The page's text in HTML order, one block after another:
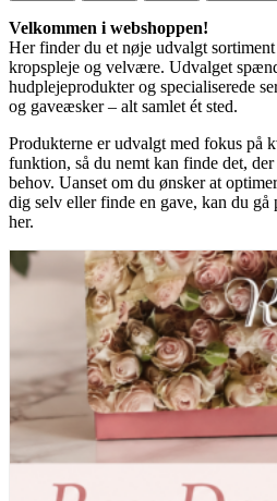
Velkommen i webshoppen!
Her finder du et nøje udvalgt
kropspleje og velvære. Udvalget
hudplejeprodukter og specialiserede
og gaveæsker – alt samlet ét sted.
Produkterne er udvalgt med fokus på
funktion, så du nemt kan finde det,
behov. Uanset om du ønsker at
dig selv eller finde en gave, kan du gå
her.